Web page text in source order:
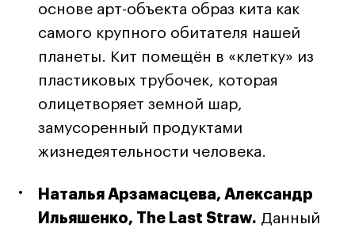
основе арт-объекта образ кита как
самого крупного обитателя нашей
планеты. Кит помещён в «клетку» из
пластиковых трубочек, которая
олицетворяет земной шар,
замусоренный продуктами
жизнедеятельности человека.
Наталья Арзамасцева, Александр
Ильяшенко, The Last Straw. Данный